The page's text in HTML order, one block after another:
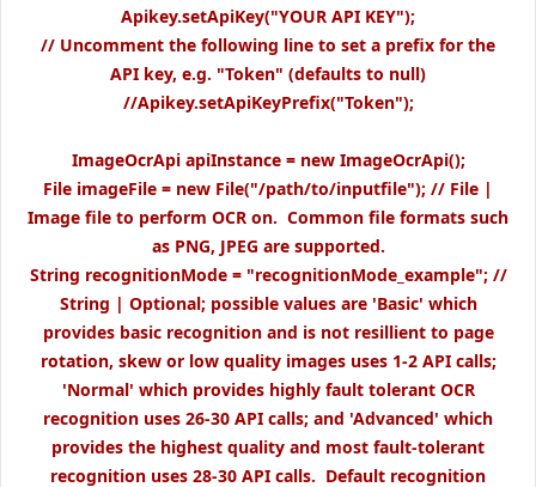
Apikey.setApiKey("YOUR API KEY");
// Uncomment the following line to set a prefix for the
API key, e.g. "Token" (defaults to null)
//Apikey.setApiKeyPrefix("Token");
ImageOcrApi apiInstance = new ImageOcrApi();
File imageFile = new File("/path/to/inputfile"); // File |
Image file to perform OCR on. Common file formats such
as PNG, JPEG are supported.
String recognitionMode = "recognitionMode_example"; //
String | Optional; possible values are 'Basic' which
provides basic recognition and is not resillient to page
rotation, skew or low quality images uses 1-2 API calls;
'Normal' which provides highly fault tolerant OCR
recognition uses 26-30 API calls; and 'Advanced' which
provides the highest quality and most fault-tolerant
recognition uses 28-30 API calls. Default recognition